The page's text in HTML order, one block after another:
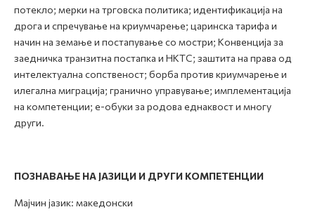
потекло; мерки на трговска политика; идентификација на
дрога и спречување на криумчарење; царинска тарифа и
начин на земање и постапување со мостри; Конвенција за
заедничка транзитна постапка и НКТС; заштита на права од
интелектуална сопственост; борба против криумчарење и
илегална миграција; гранично управување; имплементација
на компетенции; е-обуки за родова еднаквост и многу
други.
ПОЗНАВАЊЕ НА ЈАЗИЦИ И ДРУГИ КОМПЕТЕНЦИИ
Мајчин јазик: македонски